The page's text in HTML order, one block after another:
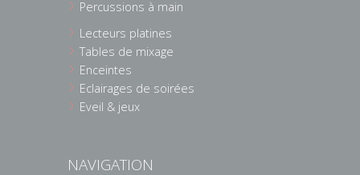
Percussions à main
Lecteurs platines
Tables de mixage
Enceintes
Eclairages de soirées
Eveil & jeux
NAVIGATION